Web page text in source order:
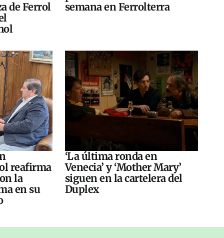
de Ferrol
semana en Ferrolterra
reafirma
la
en su
‘La última ronda en
Venecia’ y ‘Mother Mary’
siguen en la cartelera del
Duplex